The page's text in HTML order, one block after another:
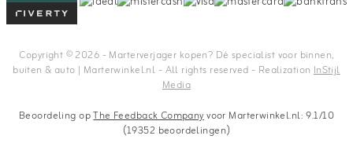
Copyright © 2026 - Marterverjager kopen? Dé specialist voor binnen,
buiten & auto | Marterwinkel.nl - All rights reserved - Realization InStijl
Media
Beoordeling opThe Feedback Companyvoor Marterwinkel.nl: 9.1/10
(19352 beoordelingen)